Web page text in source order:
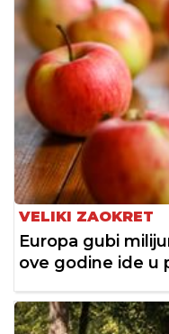
VELIKI ZAOKRET
Europa gubi
ove godine ide u